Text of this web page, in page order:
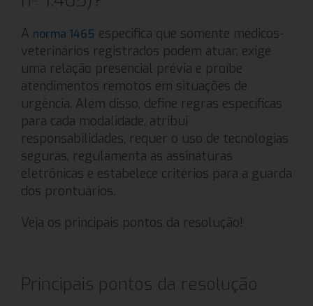
A norma 1465 especifica que somente médicos-
veterinários registrados podem atuar, exige
uma relação presencial prévia e proíbe
atendimentos remotos em situações de
urgência. Além disso, define regras específicas
para cada modalidade, atribui
responsabilidades, requer o uso de tecnologias
seguras, regulamenta as assinaturas
eletrônicas e estabelece critérios para a guarda
dos prontuários.
Veja os principais pontos da resolução!
Principais pontos da resolução